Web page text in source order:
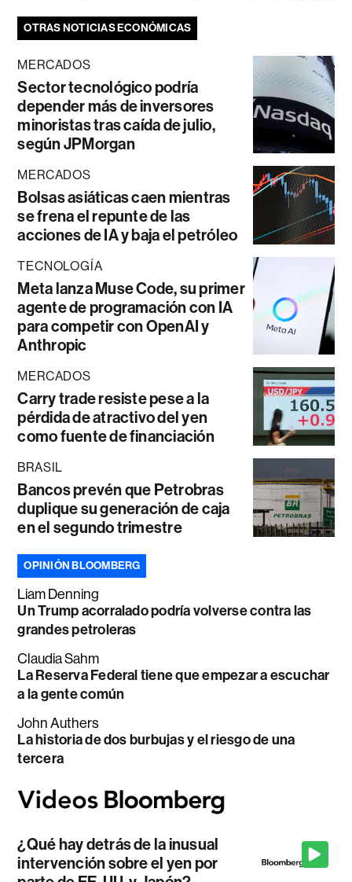
OTRAS NOTICIAS ECONÓMICAS
MERCADOS
Sector tecnológico podría
depender más de inversores
minoristas tras caída de julio,
según JPMorgan
MERCADOS
Bolsas asiáticas caen mientras
se frena el repunte de las
acciones de IA y baja el petróleo
TECNOLOGÍA
Meta lanza Muse Code, su primer
agente de programación con IA
para competir con OpenAI y
Anthropic
MERCADOS
Carry trade resiste pese a la
pérdida de atractivo del yen
como fuente de financiación
BRASIL
Bancos prevén que Petrobras
duplique su generación de caja
en el segundo trimestre
OPINIÓN BLOOMBERG
Liam Denning
Un Trump acorralado podría volverse contra las
grandes petroleras
Claudia Sahm
La Reserva Federal tiene que empezar a escuchar
a la gente común
John Authers
La historia de dos burbujas y el riesgo de una
tercera
¿Qué hay detrás de la inusual
intervención sobre el yen por